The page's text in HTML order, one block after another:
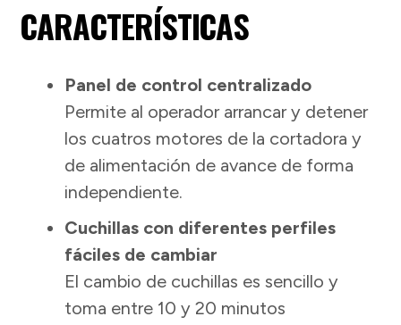
CARACTERÍSTICAS
Panel de control centralizado
Permite al operador arrancar y detener
los cuatros motores de la cortadora y
de alimentación de avance de forma
independiente.
Cuchillas con diferentes perfiles
fáciles de cambiar
El cambio de cuchillas es sencillo y
toma entre 10 y 20 minutos